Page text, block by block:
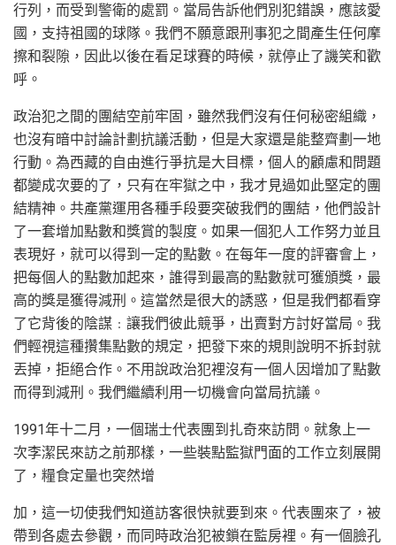
行列，而受到警衛的處罰。當局告訴他們別犯錯誤，應該愛
國，支持祖國的球隊。我們不願意跟刑事犯之間產生任何摩
擦和裂隙，因此以後在看足球賽的時候，就停止了譏笑和歡
呼。
政治犯之間的團結空前牢固，雖然我們沒有任何秘密組織，
也沒有暗中討論計劃抗議活動，但是大家還是能整齊劃一地
行動。為西藏的自由進行爭抗是大目標，個人的顧慮和問題
都變成次要的了，只有在牢獄之中，我才見過如此堅定的團
結精神。共產黨運用各種手段要突破我們的團結，他們設計
了一套增加點數和獎賞的製度。如果一個犯人工作努力並且
表現好，就可以得到一定的點數。在每年一度的評審會上，
把每個人的點數加起來，誰得到最高的點數就可獲頒獎，最
高的獎是獲得減刑。這當然是很大的誘惑，但是我們都看穿
了它背後的陰謀﹕讓我們彼此競爭，出賣對方討好當局。我
們輕視這種攢集點數的規定，把發下來的規則說明不拆封就
丟掉，拒絕合作。不用說政治犯裡沒有一個人因增加了點數
而得到減刑。我們繼續利用一切機會向當局抗議。
1991年十二月，一個瑞士代表團到扎奇來訪問。就象上一
次李潔民來訪之前那樣，一些裝點監獄門面的工作立刻展開
了，糧食定量也突然增
加，這一切使我們知道訪客很快就要到來。代表團來了，被
帶到各處去參觀，而同時政治犯被鎖在監房裡。有一個臉孔